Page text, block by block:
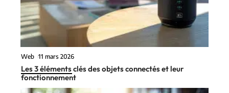
Web 11 mars 2026
Les 3 éléments clés des objets connectés et leur
fonctionnement